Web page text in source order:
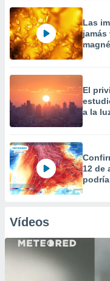
Las
El
a la
12 de
Vídeos